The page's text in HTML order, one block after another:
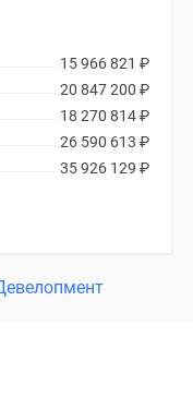
15 966 821 ₽
20 847 200 ₽
18 270 814₽
26 590 613 ₽
35 926 129 ₽